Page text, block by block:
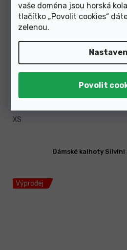
vaše doména jsou horská
tlačítko „Povolit cookies“
zelenou.
Skladem
1 999
XS
Výprodej
Dámské kalhoty Silvini